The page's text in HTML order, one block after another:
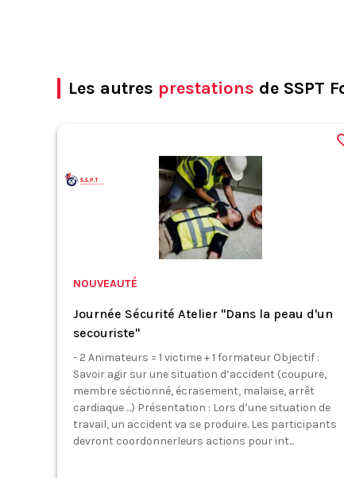
Les autres prestations de SSPT
NOUVEAUTÉ
Journée Sécurité Atelier "Dans la peau d'un
secouriste"
- 2 Animateurs = 1 victime + 1 formateur Objectif :
Savoir agir sur une situation d’accident (coupure,
membre séctionné, écrasement, malaise, arrêt
cardiaque ...) Présentation : Lors d’une situation de
travail, un accident va se produire. Les participants
devront coordonnerleurs actions pour int...